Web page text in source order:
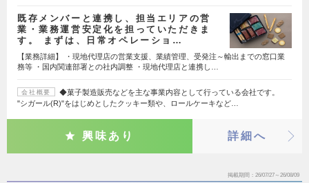
既存メンバーと連携し、担当エリアの営
業・業務運営安定化を担っていただきま
す。 まずは、日常オペレーショ…
【業務詳細】 ・現地代理店の営業支援、業績管理、受発注～輸出までの窓口業
務等 ・国内関連部署との社内調整 ・現地代理店と連携し…
会社概要
◆菓子製造販売などを主な事業内容として行っている会社です。
"シガール(R)"をはじめとしたクッキー類や、ロールケーキなど…
興味あり 詳細へ
掲載期間 26/07/27～26/08/09